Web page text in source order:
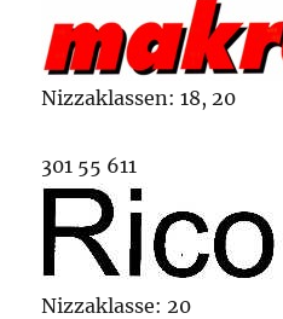
Nizzaklassen: 18, 20
301 55 611
Nizzaklasse: 20